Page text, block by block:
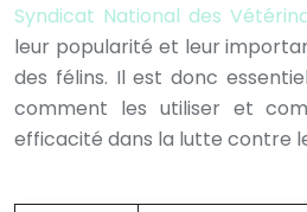
Syndicat National des
leur popularité et leur
des félins. Il est donc
comment les utiliser et
efficacité dans la lutte contre